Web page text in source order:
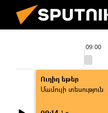
09:00
Ուղիղ եթեր
Մամուլի տեսություն